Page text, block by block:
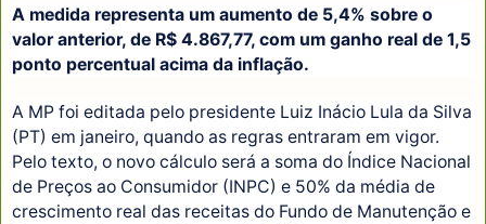
A medida representa um aumento de 5,4% sobre o
valor anterior, de R$ 4.867,77, com um ganho real de 1,5
ponto percentual acima da inflação.
A MP foi editada pelo presidente Luiz Inácio Lula da Silva
(PT) em janeiro, quando as regras entraram em vigor.
Pelo texto, o novo cálculo será a soma do Índice Nacional
de Preços ao Consumidor (INPC) e 50% da média de
crescimento real das receitas do Fundo de Manutenção e